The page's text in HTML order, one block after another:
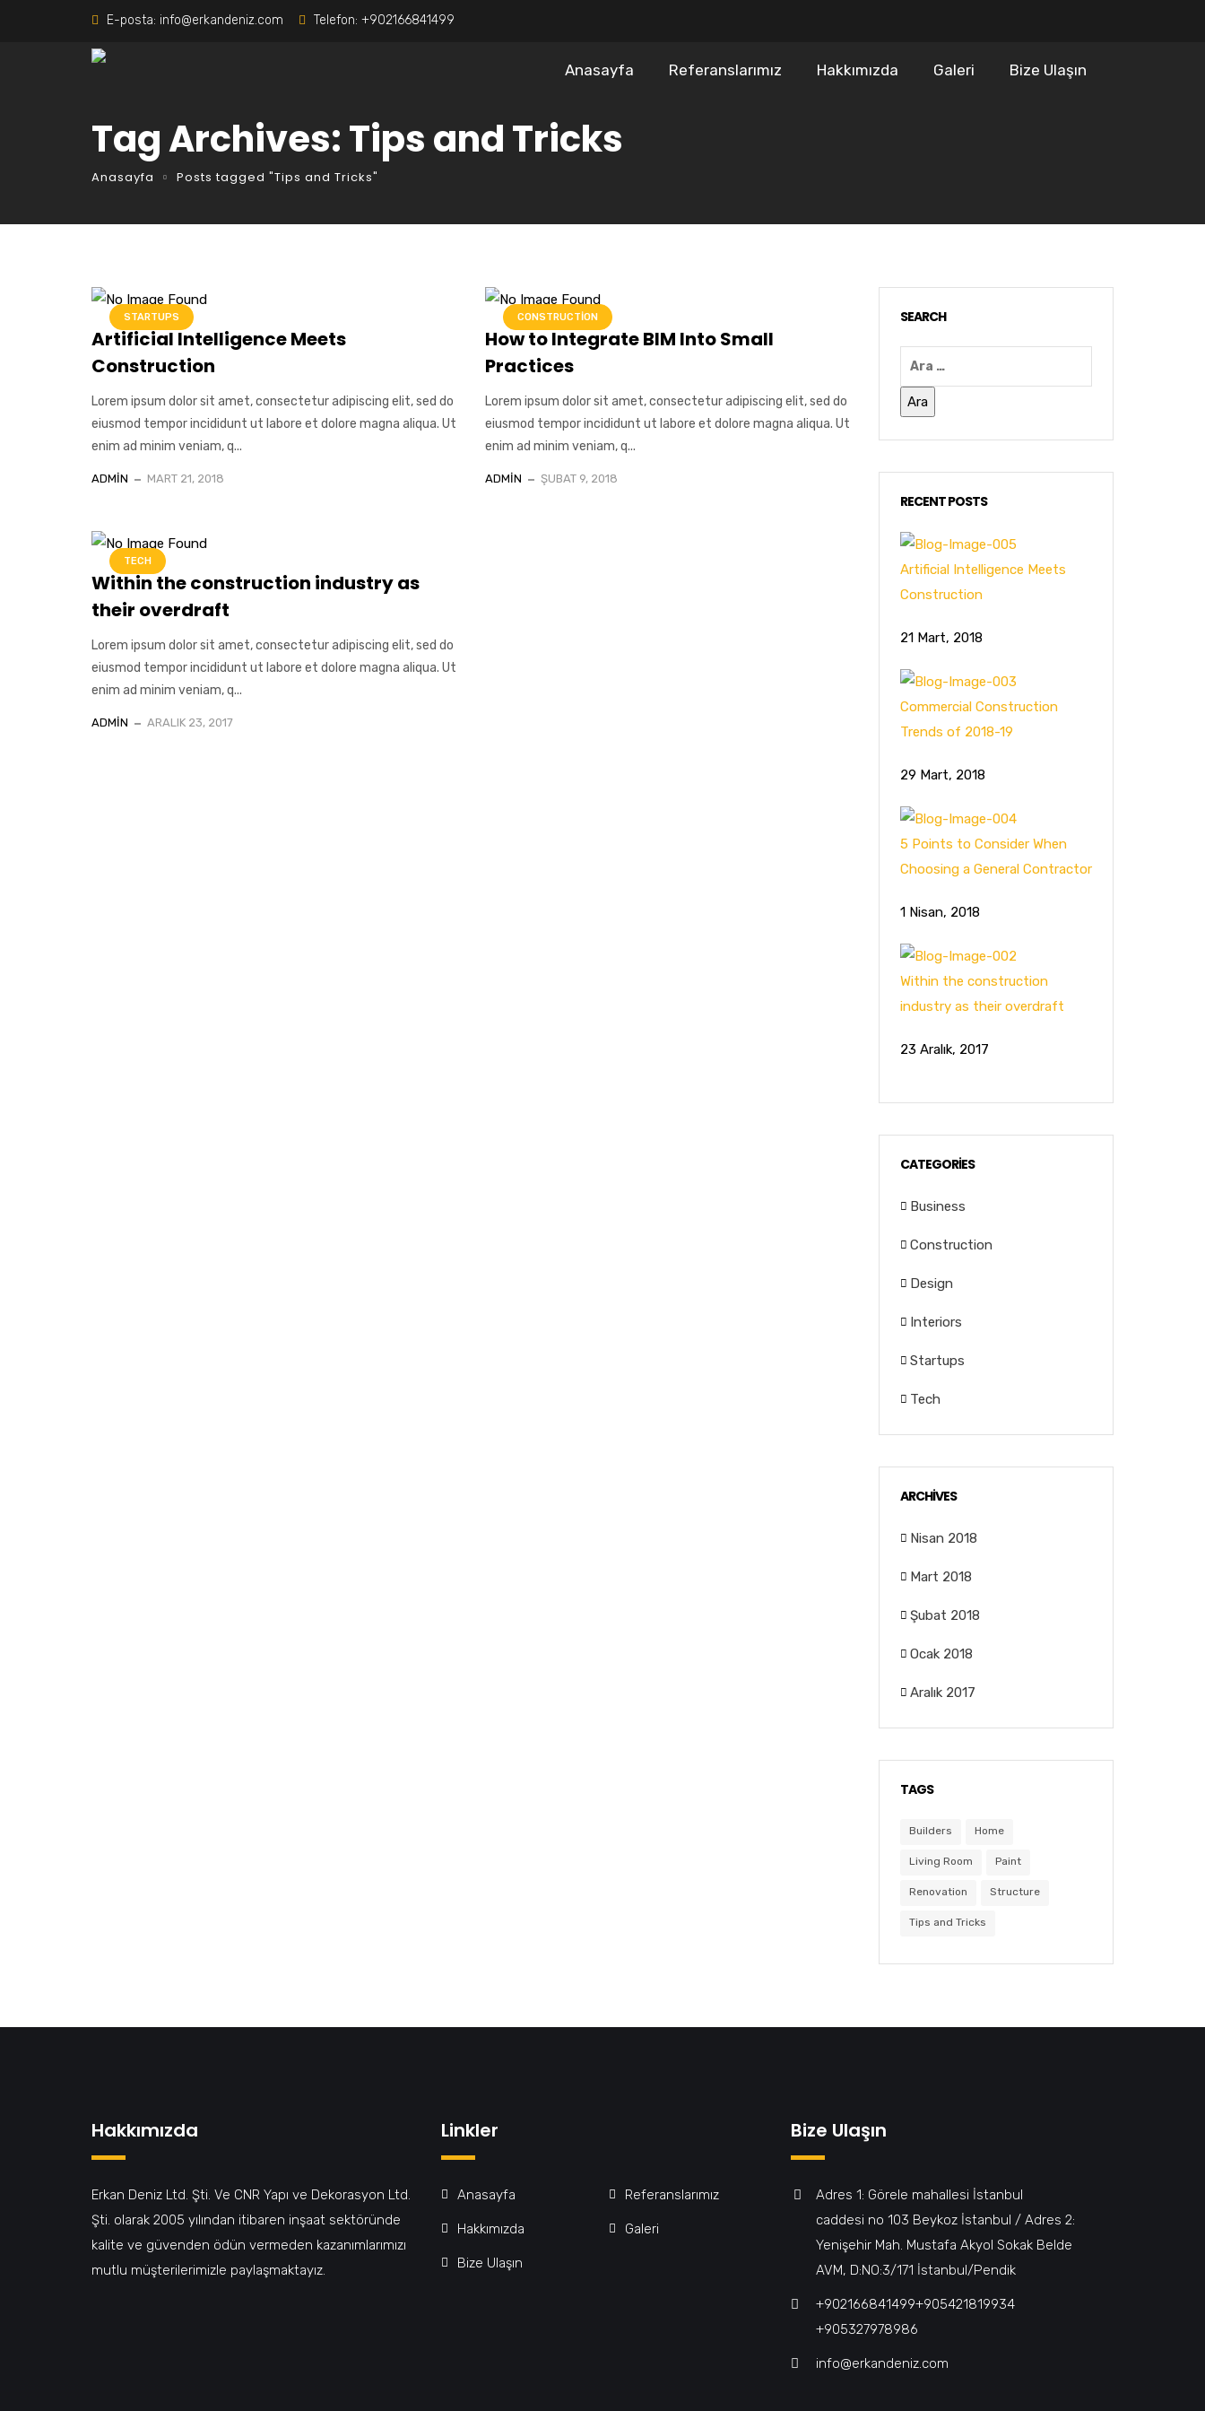
E-posta: info@erkandeniz.com Telefon: +902166841499
Anasayfa Referanslarımız Hakkımızda Galeri Bize Ulaşın
Tag Archives: Tips and Tricks
Anasayfa Posts tagged "Tips and Tricks"
STARTUPS
Artificial Intelligence Meets
Construction
Lorem ipsum dolor sit amet, consectetur adipiscing elit, sed do
eiusmod tempor incididunt ut labore et dolore magna aliqua. Ut
enim ad minim veniam, q...
ADMIN MART 21, 2018
CONSTRUCTION
How to Integrate BIM Into Small
Practices
Lorem ipsum dolor sit amet, consectetur adipiscing elit, sed do
eiusmod tempor incididunt ut labore et dolore magna aliqua. Ut
enim ad minim veniam, q...
ADMIN ŞUBAT 9, 2018
TECH
Within the construction industry as
their overdraft
Lorem ipsum dolor sit amet, consectetur adipiscing elit, sed do
eiusmod tempor incididunt ut labore et dolore magna aliqua. Ut
enim ad minim veniam, q...
ADMIN ARALIK 23, 2017
SEARCH
RECENT POSTS
Artificial Intelligence Meets
Construction
21 Mart, 2018
Commercial Construction
Trends of 2018-19
29 Mart, 2018
5 Points to Consider When
Choosing a General Contractor
1 Nisan, 2018
Within the construction
industry as their overdraft
23 Aralık, 2017
CATEGORIES
Business
Construction
Design
Interiors
Startups
Tech
ARCHIVES
Nisan 2018
Mart 2018
Şubat 2018
Ocak 2018
Aralık 2017
TAGS
Builders Home
Living Room Paint
Renovation Structure
Tips and Tricks
Hakkımızda
Erkan Deniz Ltd. Şti. Ve CNR Yapı ve Dekorasyon Ltd.
Şti. olarak 2005 yılından itibaren inşaat sektöründe
kalite ve güvenden ödün vermeden kazanımlarımızı
mutlu müşterilerimizle paylaşmaktayız.
Linkler
Anasayfa Referanslarımız
Hakkımızda Galeri
Bize Ulaşın
Bize Ulaşın
Adres 1: Görele mahallesi İstanbul
caddesi no 103 Beykoz İstanbul / Adres 2:
Yenişehir Mah. Mustafa Akyol Sokak Belde
AVM, D:NO:3/171 İstanbul/Pendik
+902166841499‎‎ㅤㅤㅤㅤㅤㅤㅤㅤㅤㅤㅤㅤ+905421819934‎‎ㅤㅤㅤㅤㅤㅤㅤㅤㅤㅤㅤㅤ
+905327978986
info@erkandeniz.com